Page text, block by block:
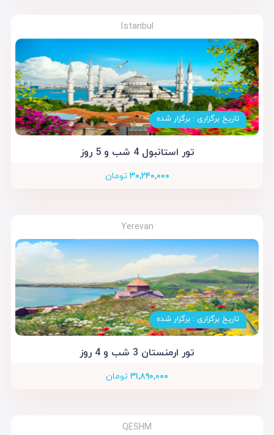
İstanbul
تاریخ برگزاری : برگزار شده
تور استانبول 4 شب و 5 روز
۳۰,۲۴۰,۰۰۰ تومان
Yerevan
تاریخ برگزاری : برگزار شده
تور ارمنستان 3 شب و 4 روز
۳۱,۸۹۰,۰۰۰ تومان
QESHM